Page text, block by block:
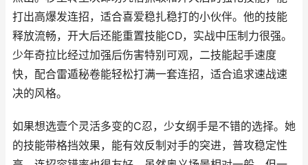
打出高爆发连招，适合喜爱稳扎稳打的小伙伴。他的技能
释放流畅，开大后还能重置技能CD，实战中压制力很强。
少年奇拉比经过加强后伤害特别可观，二技能起手速度
快，配合雷遁秘卷能轻松打满一套连招，适合追求速战速
决的风格。
如果想选壹个灵活多变的C忍，少女纲手是不错的选择。她
的技能带格挡效果，能有效反制对手的突进，普攻稳定性